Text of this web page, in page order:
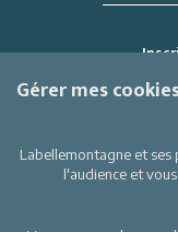
Gérer mes
Labellemontagne et
l'audience et